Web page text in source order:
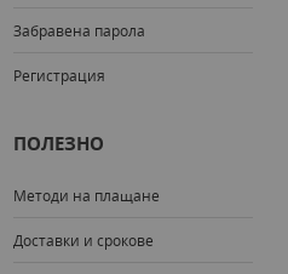
Забравена парола
Регистрация
ПОЛЕЗНО
Методи на плащане
Доставки и срокове